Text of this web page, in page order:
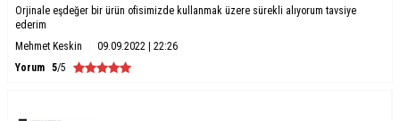
Orjinale eşdeğer bir ürün ofisimizde kullanmak üzere sürekli alıyorum tavsiye
ederim
Mehmet Keskin
09.09.2022 | 22:26
Yorum 5/5